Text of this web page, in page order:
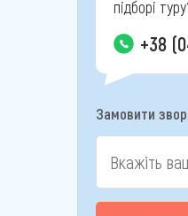
підборі
+38
Замовити